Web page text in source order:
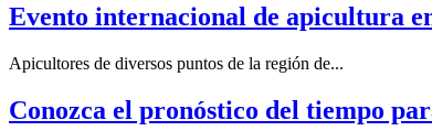
Evento internacional de apicultura
Apicultores de diversos puntos de la región de...
Conozca el pronóstico del tiempo